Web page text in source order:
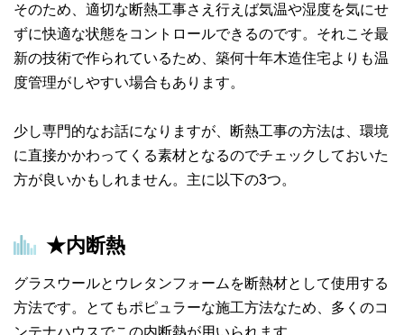
そのため、適切な断熱工事さえ行えば気温や湿度を気にせ
ずに快適な状態をコントロールできるのです。それこそ最
新の技術で作られているため、築何十年木造住宅よりも温
度管理がしやすい場合もあります。
少し専門的なお話になりますが、断熱工事の方法は、環境
に直接かかわってくる素材となるのでチェックしておいた
方が良いかもしれません。主に以下の3つ。
★内断熱
グラスウールとウレタンフォームを断熱材として使用する
方法です。とてもポピュラーな施工方法なため、多くのコ
ンテナハウスでこの内断熱が用いられます。